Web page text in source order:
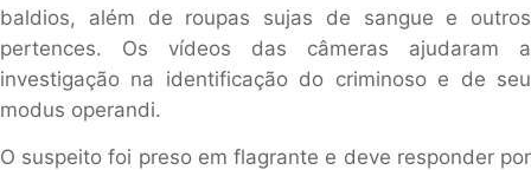
baldios, além de roupas sujas de sangue e outros
pertences. Os vídeos das câmeras ajudaram a
investigação na identificação do criminoso e de seu
modus operandi.
O suspeito foi preso em flagrante e deve responder por